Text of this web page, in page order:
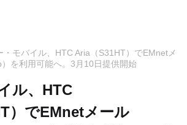
・モバイル、HTC Aria（S31HT）でEMnetメ
を利用可能へ。3月10日提供開始
ル、HTC
）でEMnetメール